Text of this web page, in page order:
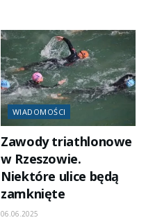
WIADOMOŚCI
Zawody triathlonowe
w Rzeszowie.
Niektóre ulice będą
zamknięte
06.06.2025